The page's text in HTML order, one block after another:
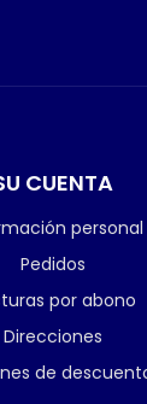
CUENTA
personal
Pedidos
por abono
Direcciones
de